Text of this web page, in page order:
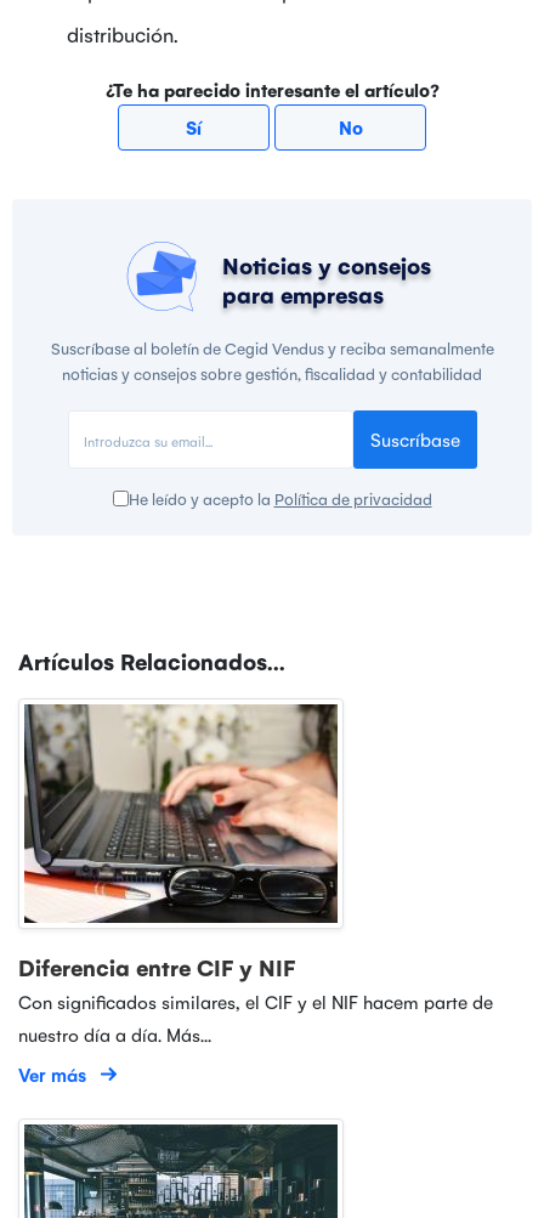
distribución.
¿Te ha parecido interesante el artículo?
Sí
No
Noticias y consejos
para empresas
Suscríbase al boletín de Cegid Vendus y reciba semanalmente
noticias y consejos sobre gestión, fiscalidad y contabilidad
Suscríbase
He leído y acepto la Política de privacidad
Artículos Relacionados...
Diferencia entre CIF y NIF
Con significados similares, el CIF y el NIF hacem parte de
nuestro día a día. Más...
Ver más